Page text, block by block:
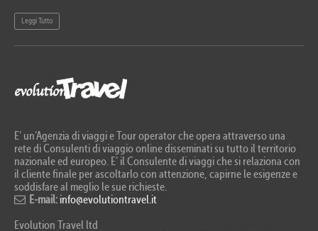
Leggi Tutto
E' un’Agenzia di viaggi e Tour operator che opera attraverso una
rete di Consulenti di viaggio online disseminati su tutto il territorio
nazionale ed europeo. E’ il Consulente di viaggi che si relaziona con
il cliente finale per ascoltarlo con attenzione, capirne le esigenze e
soddisfare al meglio le sue richieste.
E-mail: info@evolutiontravel.it
Evolution Travel ltd